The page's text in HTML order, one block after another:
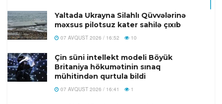
Yaltada Ukrayna Silahlı Qüvvələrinə
məxsus pilotsuz kater sahilə çıxıb
07 AVQUST 2026 / 16:52 10
Çin süni intellekt modeli Böyük
Britaniya hökumətinin sınaq
mühitindən qurtula bildi
07 AVQUST 2026 / 16:41 1